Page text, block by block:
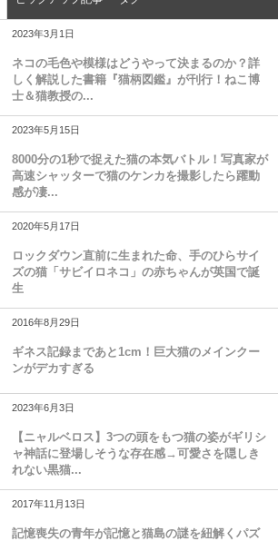
2023年3月1日
ネコの毛色や模様はどうやって決まるのか？詳
しく解説した書籍『猫柄図鑑』が刊行！ねこ博
士＆猫教授の...
2023年5月15日
8000分の1秒で捉えた猫の本気バトル！写真家が
高速シャッターで猫のケンカを撮影したら躍動
感が凄...
2020年5月17日
ロックダウン直前に生まれた命、手のひらサイ
ズの猫「サビイロネコ」の赤ちゃんが英国で誕
生
2016年8月29日
ギネス記録まであと1cm！巨大猫のメインクー
ンがデカすぎる
2023年6月3日
【ニャルベロス】3つの頭をもつ猫の姿がギリシ
ャ神話に登場しそうな存在感→可愛さを隠しき
れない黒猫...
2017年11月13日
記憶喪失の青年が記憶と猫島の謎を紐解くパズ